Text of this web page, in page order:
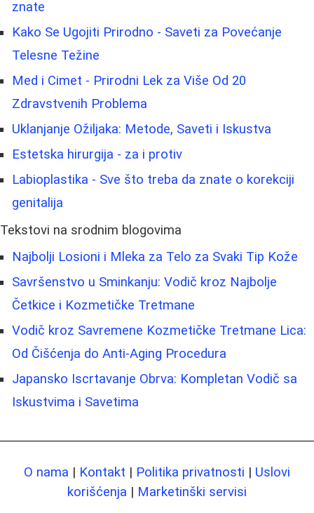
znate
Kako Se Ugojiti Prirodno - Saveti za Povećanje
Telesne Težine
Med i Cimet - Prirodni Lek za Više Od 20
Zdravstvenih Problema
Uklanjanje Ožiljaka: Metode, Saveti i Iskustva
Estetska hirurgija - za i protiv
Labioplastika - Sve što treba da znate o korekciji
genitalija
Tekstovi na srodnim blogovima
Najbolji Losioni i Mleka za Telo za Svaki Tip Kože
Savršenstvo u Sminkanju: Vodič kroz Najbolje
Četkice i Kozmetičke Tretmane
Vodič kroz Savremene Kozmetičke Tretmane Lica:
Od Čišćenja do Anti-Aging Procedura
Japansko Iscrtavanje Obrva: Kompletan Vodič sa
Iskustvima i Savetima
O nama | Kontakt | Politika privatnosti | Uslovi
korišćenja | Marketinški servisi